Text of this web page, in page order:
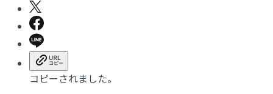
コピーされました。